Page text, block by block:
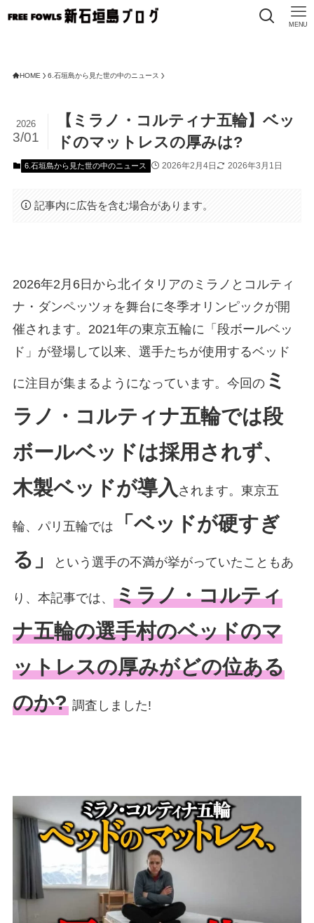
MENU
HOME 6.石垣島から見た世の中のニュース
【ミラノ・コルティナ五輪】ベッ
ドのマットレスの厚みは?
2026
3/01
6.石垣島から見た世の中のニュース 2026年2月4日 2026年3月1日
記事内に広告を含む場合があります。
2026年2月6日から北イタリアのミラノとコルティ
ナ・ダンペッツォを舞台に冬季オリンピックが開
催されます。2021年の東京五輪に「段ボールベッ
ド」が登場して以来、選手たちが使用するベッド
に注目が集まるようになっています。今回のミ
ラノ・コルティナ五輪では段
ボールベッドは採用されず、
木製ベッドが導入 されます。東京五
輪、パリ五輪では
「ベッドが硬すぎ
る」
という選手の不満が挙がっていたこともあ
り、本記事では、 ミラノ・コルティ
ナ五輪の選手村のベッドのマ
ットレスの厚みがどの位ある
のか?調査しました!